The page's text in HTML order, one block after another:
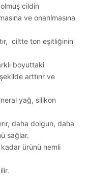
cildin
ve onarılmasına
ciltte ton eşitliğinin
boyuttaki
arttırır ve
yağ, silikon
daha dolgun, daha
sağlar.
ürünü nemli